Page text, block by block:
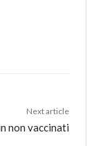
Next article
non vaccinati